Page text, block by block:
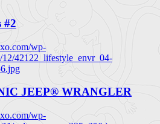
#2
wp-
12/42122_lifestyle_envr_04-
JEEP® WRANGLER
wp-